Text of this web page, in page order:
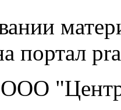
портал
"Центр